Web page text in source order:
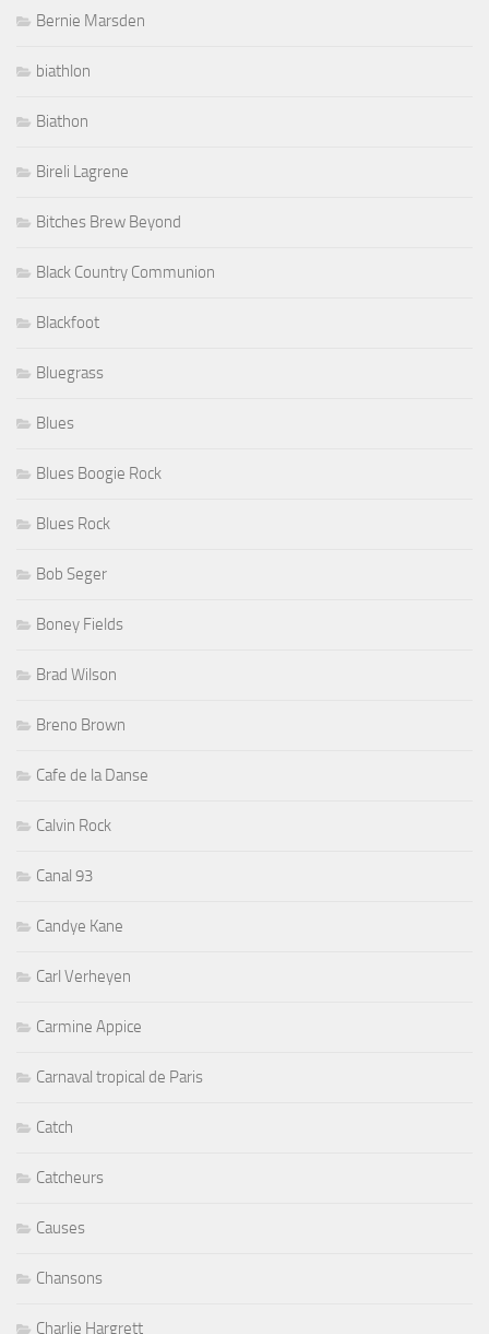
Bernie Marsden
biathlon
Biathon
Bireli Lagrene
Bitches Brew Beyond
Black Country Communion
Blackfoot
Bluegrass
Blues
Blues Boogie Rock
Blues Rock
Bob Seger
Boney Fields
Brad Wilson
Breno Brown
Cafe de la Danse
Calvin Rock
Canal 93
Candye Kane
Carl Verheyen
Carmine Appice
Carnaval tropical de Paris
Catch
Catcheurs
Causes
Chansons
Charlie Hargrett